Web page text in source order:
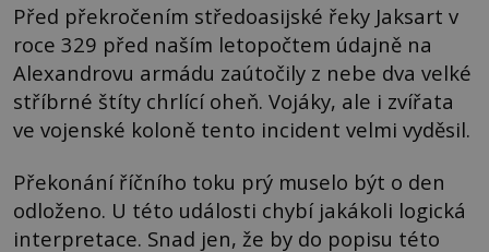
Před překročením středoasijské řeky Jaksart v
roce 329 před naším letopočtem údajně na
Alexandrovu armádu zaútočily z nebe dva velké
stříbrné štíty chrlící oheň. Vojáky, ale i zvířata
ve vojenské koloně tento incident velmi vyděsil.
Překonání říčního toku prý muselo být o den
odloženo. U této události chybí jakákoli logická
interpretace. Snad jen, že by do popisu této